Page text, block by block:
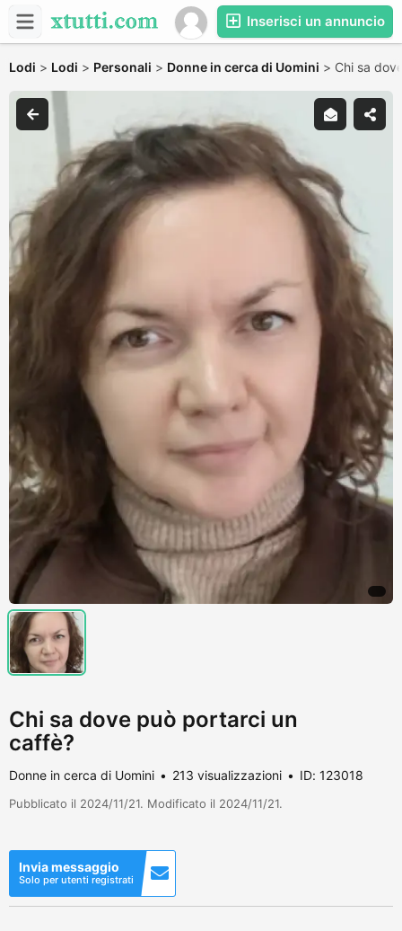
Inserisci un annuncio
Lodi > Lodi > Personali > Donne in cerca di Uomini > Chi sa
Chi sa dove può portarci un
caffè?
Donne in cerca di Uomini 213 visualizzazioni ID: 123018
Pubblicato il 2024/11/21. Modificato il 2024/11/21.
Invia messaggio
Solo per utenti registrati